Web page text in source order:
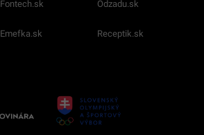
Fontech.sk Odzadu.sk
Emefka.sk Receptik.sk